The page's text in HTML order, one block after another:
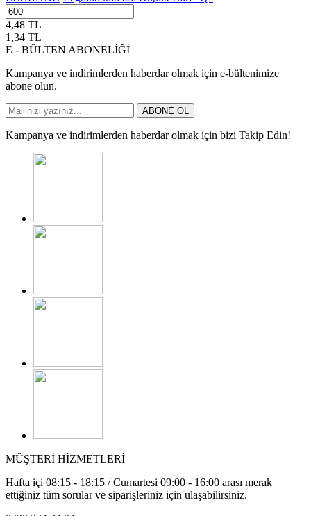
4,48 TL
1,34 TL
E - BÜLTEN ABONELİĞİ
Kampanya ve indirimlerden haberdar olmak için e-bültenimize
abone olun.
ABONE OL
Kampanya ve indirimlerden haberdar olmak için bizi Takip Edin!
MÜŞTERİ HİZMETLERİ
Hafta içi 08:15 - 18:15 / Cumartesi 09:00 - 16:00 arası merak
ettiğiniz tüm sorular ve siparişleriniz için ulaşabilirsiniz.